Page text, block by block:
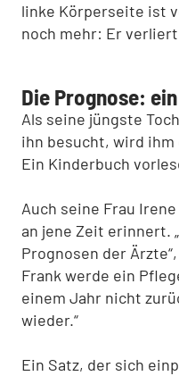
linke Körperseite ist
noch mehr: Er
Die Prognose:
Als seine jüngste
ihn besucht, wird ihm
Ein Kinderbuch
Auch seine Frau
an jene Zeit erinnert.
Prognosen der
Frank werde ein
einem Jahr nicht
wieder.“
Ein Satz, der sich